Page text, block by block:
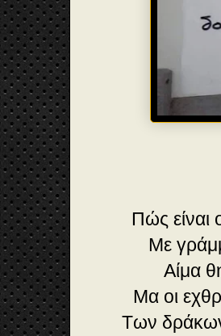
Πώς είναι
Με
Αίμα
Μα οι
Των